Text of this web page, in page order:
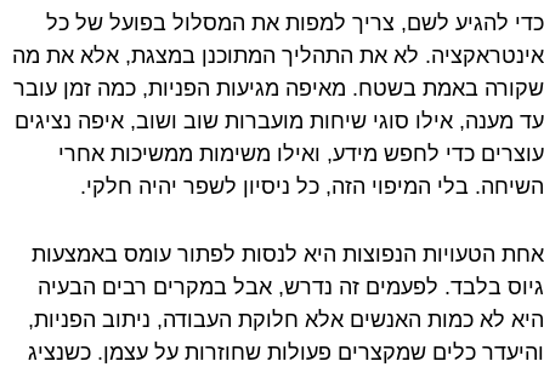
כדי להגיע לשם, צריך למפות את המסלול בפועל של כל
אינטראקציה. לא את התהליך המתוכנן במצגת, אלא את מה
שקורה באמת בשטח. מאיפה מגיעות הפניות, כמה זמן עובר
עד מענה, אילו סוגי שיחות מועברות שוב ושוב, איפה נציגים
עוצרים כדי לחפש מידע, ואילו משימות ממשיכות אחרי
השיחה. בלי המיפוי הזה, כל ניסיון לשפר יהיה חלקי.
אחת הטעויות הנפוצות היא לנסות לפתור עומס באמצעות
גיוס בלבד. לפעמים זה נדרש, אבל במקרים רבים הבעיה
היא לא כמות האנשים אלא חלוקת העבודה, ניתוב הפניות,
והיעדר כלים שמקצרים פעולות שחוזרות על עצמן. כשנציג